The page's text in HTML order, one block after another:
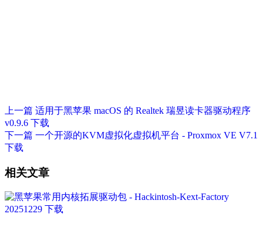
上一篇 适用于黑苹果 macOS 的 Realtek 瑞昱读卡器驱动程序
v0.9.6 下载
下一篇 一个开源的KVM虚拟化虚拟机平台 - Proxmox VE V7.1
下载
相关文章